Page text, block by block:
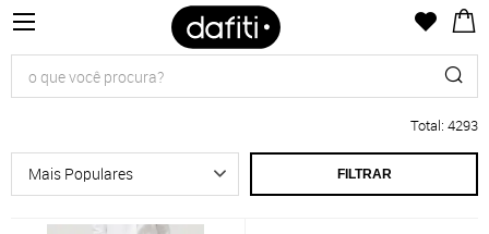
Total: 4293
FILTRAR